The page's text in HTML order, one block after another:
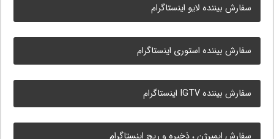
سفارش بیننده لایو اینستاگرام
سفارش بیننده استوری اینستاگرام
سفارش بیننده IGTV اینستاگرام
سفارش ایمپرژن ، ذخیره و ریچ اینستاگرام